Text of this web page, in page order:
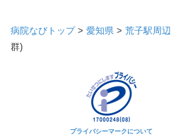
病院なびトップ> 愛知県 > 荒子駅周辺
群)
プライバシーマークについて